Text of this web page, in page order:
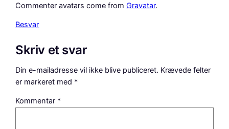
Commenter avatars come fromGravatar.
Besvar
Skriv et svar
Din e-mailadresse vil ikke blive publiceret. Krævede felter
er markeret med *
Kommentar *